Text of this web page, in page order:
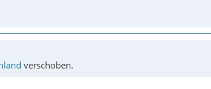
verschoben.